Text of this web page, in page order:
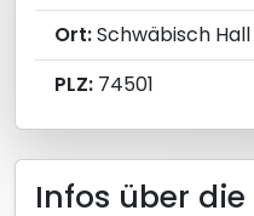
Ort:Schwäbisch Hall
PLZ: 74501
Infos über